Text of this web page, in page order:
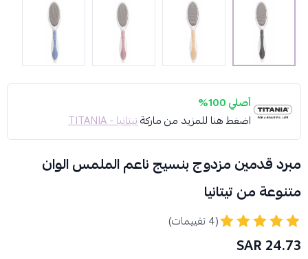
أصلي 100%
اضغط هنا للمزيد من ماركةتيتانيا - TITANIA
مبرد قدمين مزدوج بنسيج ناعم الملمس الوان
متنوعة من تيتانيا
(4 تقييمات)
24.73 SAR